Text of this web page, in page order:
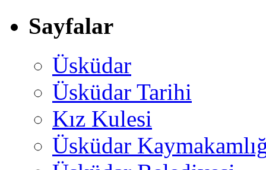
Sayfalar
Üsküdar
Üsküdar Tarihi
Kız Kulesi
Üsküdar